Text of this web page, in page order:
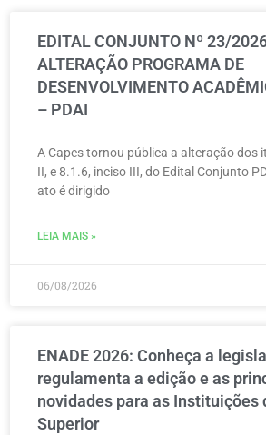
EDITAL CONJUNTO Nº 23/
ALTERAÇÃO PROGRAMA DE
DESENVOLVIMENTO
– PDAI
A Capes tornou pública a alteração dos
II, e 8.1.6, inciso III, do Edital Conjunto
ato é dirigido
LEIA MAIS »
06/08/2026
ENADE 2026: Conheça a
regulamenta a edição e as
novidades para as Instituições
Superior